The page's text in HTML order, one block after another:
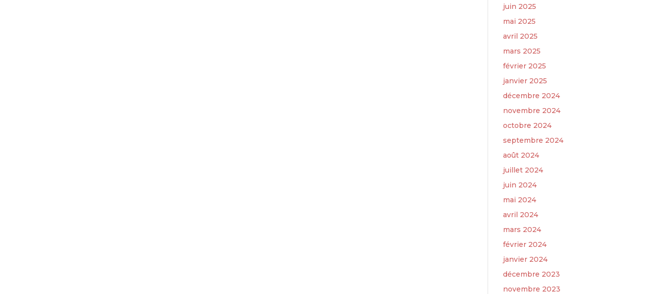
juin 2025
mai 2025
avril 2025
mars 2025
février 2025
janvier 2025
décembre 2024
novembre 2024
octobre 2024
septembre 2024
août 2024
juillet 2024
juin 2024
mai 2024
avril 2024
mars 2024
février 2024
janvier 2024
décembre 2023
novembre 2023